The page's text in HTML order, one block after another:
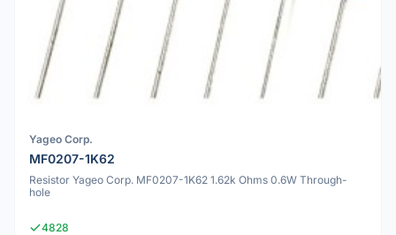
Yageo Corp.
MF0207-1K62
Resistor Yageo Corp. MF0207-1K62 1.62k Ohms 0.6W Through-
hole
4828